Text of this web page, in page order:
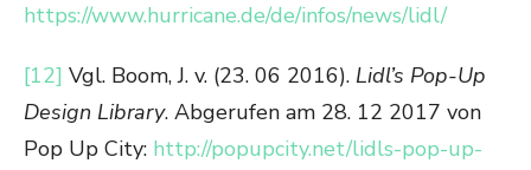
https://www.hurricane.de/de/infos/news/lidl/
[12] Vgl. Boom, J. v. (23. 06 2016). Lidl’s Pop-Up
Design Library. Abgerufen am 28. 12 2017 von
Pop Up City: http://popupcity.net/lidls-pop-up-